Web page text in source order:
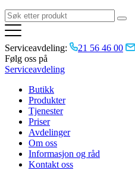
Serviceavdeling: 21 56 46 00
Følg oss på
Serviceavdeling
Butikk
Produkter
Tjenester
Priser
Avdelinger
Om oss
Informasjon og råd
Kontakt oss